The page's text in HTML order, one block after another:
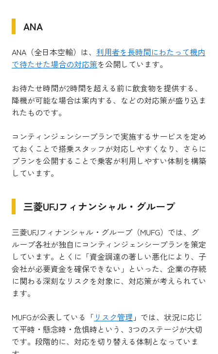
ANA
ANA（全日本空輸） は、 利用者を長時間にわたって機内
で待たせた場合の対応策を公開しています。
お待たせ時間が2時間を超える前に飲食物を提供する、
降機が可能な場合は案内する、などの対応策が盛り込ま
れたものです。
コンティンジェンシープランで実施するサービスを定め
ておくことで搭乗スタッフが対応しやすくなり、さらに
プランを公開することで乗客が利用しやすい体制を構築
しています。
三菱UFJフィナンシャル・グループ
三菱UFJフィナンシャル・グループ（MUFG）では、グ
ループ各社が独自にコンティンジェンシープランを策定
しています。とくに「資金調達の著しい悪化により、子
会社が必要資金を確保できない」といった、企業の存続
に関わる深刻なリスクを対象に、対応策が考えられてい
ます。
MUFGが公表している「 リスク管理 」では、状況に応じ
て平時・懸念時・危惧時という、3つのステージが大切
です。段階的に、対応を切り替える体制となっていま